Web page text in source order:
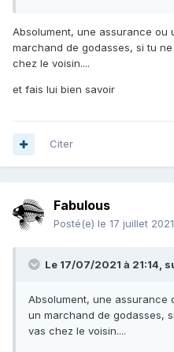
Absolument, une assurance ou
marchand de godasses, si tu
chez le voisin....
et fais lui bien savoir
Citer
Fabulous
Posté(e) le 17 juillet 2021
Le 17/07/2021 à 21:14,
Absolument, une assurance
un marchand de godasses,
vas chez le voisin....